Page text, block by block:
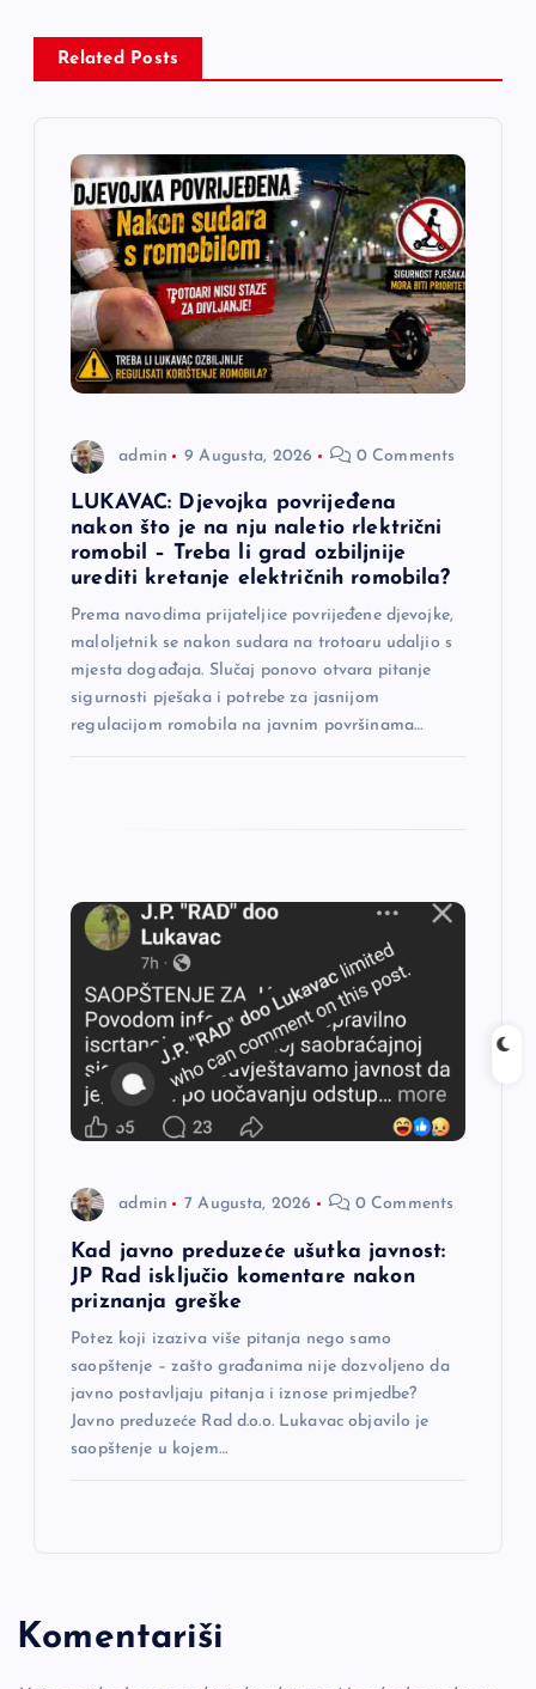
c
Related Posts
admin 9 Augusta, 2026 0 Comments
LUKAVAC: Djevojka povrijeđena
nakon što je na nju naletio rlektrični
romobil – Treba li grad ozbiljnije
urediti kretanje električnih romobila?
Prema navodima prijateljice povrijeđene djevojke,
maloljetnik se nakon sudara na trotoaru udaljio s
mjesta događaja. Slučaj ponovo otvara pitanje
sigurnosti pješaka i potrebe za jasnijom
regulacijom romobila na javnim površinama…
admin 7 Augusta, 2026 0 Comments
Kad javno preduzeće ušutka javnost:
JP Rad isključio komentare nakon
priznanja greške
Potez koji izaziva više pitanja nego samo
saopštenje – zašto građanima nije dozvoljeno da
javno postavljaju pitanja i iznose primjedbe?
Javno preduzeće Rad d.o.o. Lukavac objavilo je
saopštenje u kojem…
Komentariši